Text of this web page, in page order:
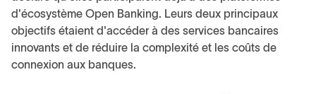
d'écosystème Open Banking. Leurs deux principaux
objectifs étaient d'accéder à des services bancaires
innovants et de réduire la complexité et les coûts de
connexion aux banques.